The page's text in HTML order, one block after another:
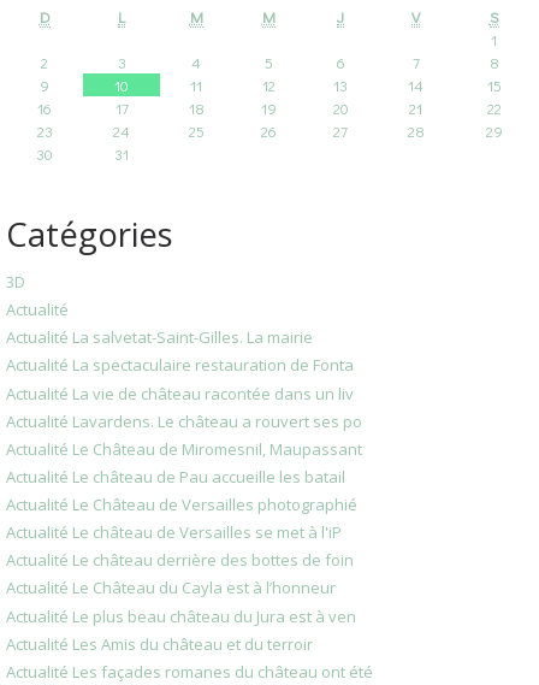
D L M M J V
S
1
2
3 4 5 6 7
8
9
10 11 12 13 14
15
16
17 18 19 20 21
22
23
24 25 26 27 28
29
30
31
Catégories
3D
Actualité
Actualité La salvetat-Saint-Gilles. La mairie
Actualité La spectaculaire restauration de Fonta
Actualité La vie de château racontée dans un liv
Actualité Lavardens. Le château a rouvert ses po
Actualité Le Château de Miromesnil, Maupassant
Actualité Le château de Pau accueille les batail
Actualité Le Château de Versailles photographié
Actualité Le château de Versailles se met à l'iP
Actualité Le château derrière des bottes de foin
Actualité Le Château du Cayla est à l’honneur
Actualité Le plus beau château du Jura est à ven
Actualité Les Amis du château et du terroir
Actualité Les façades romanes du château ont été